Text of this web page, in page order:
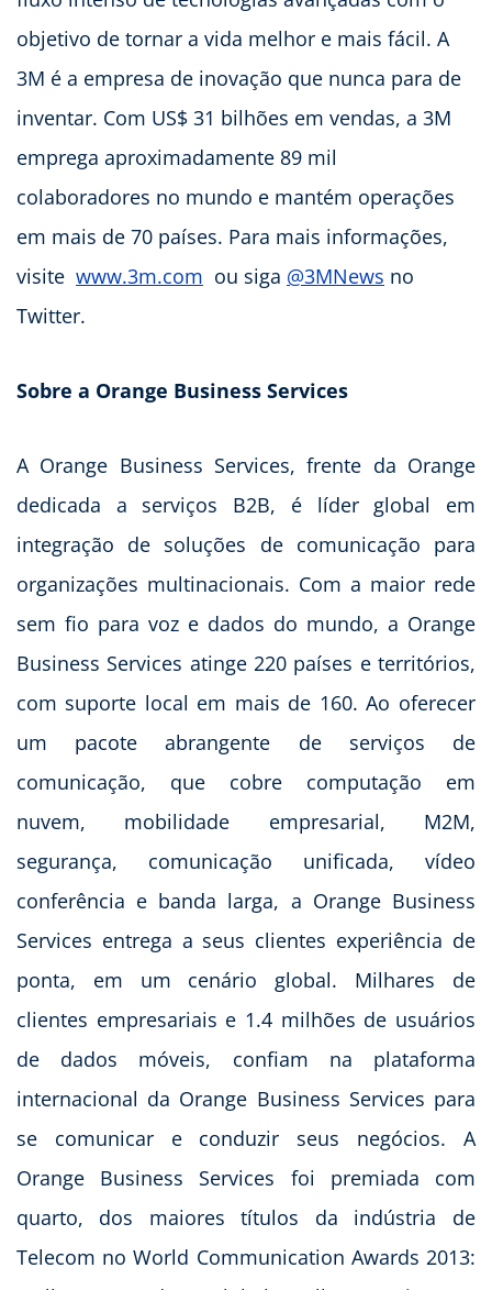
objetivo de tornar a vida melhor e mais fácil. A
3M é a empresa de inovação que nunca para de
inventar. Com US$ 31 bilhões em vendas, a 3M
emprega aproximadamente 89 mil
colaboradores no mundo e mantém operações
em mais de 70 países. Para mais informações,
visite www.3m.com ou siga @3MNews no
Twitter.
Sobre a Orange Business Services
A Orange Business Services, frente da Orange
dedicada a serviços B2B, é líder global em
integração de soluções de comunicação para
organizações multinacionais. Com a maior rede
sem fio para voz e dados do mundo, a Orange
Business Services atinge 220 países e territórios,
com suporte local em mais de 160. Ao oferecer
um pacote abrangente de serviços de
comunicação, que cobre computação em
nuvem, mobilidade empresarial, M2M,
segurança, comunicação unificada, vídeo
conferência e banda larga, a Orange Business
Services entrega a seus clientes experiência de
ponta, em um cenário global. Milhares de
clientes empresariais e 1.4 milhões de usuários
de dados móveis, confiam na plataforma
internacional da Orange Business Services para
se comunicar e conduzir seus negócios. A
Orange Business Services foi premiada com
quarto, dos maiores títulos da indústria de
Telecom no World Communication Awards 2013: